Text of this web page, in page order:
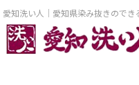
愛知洗い人｜愛知県染み抜きので